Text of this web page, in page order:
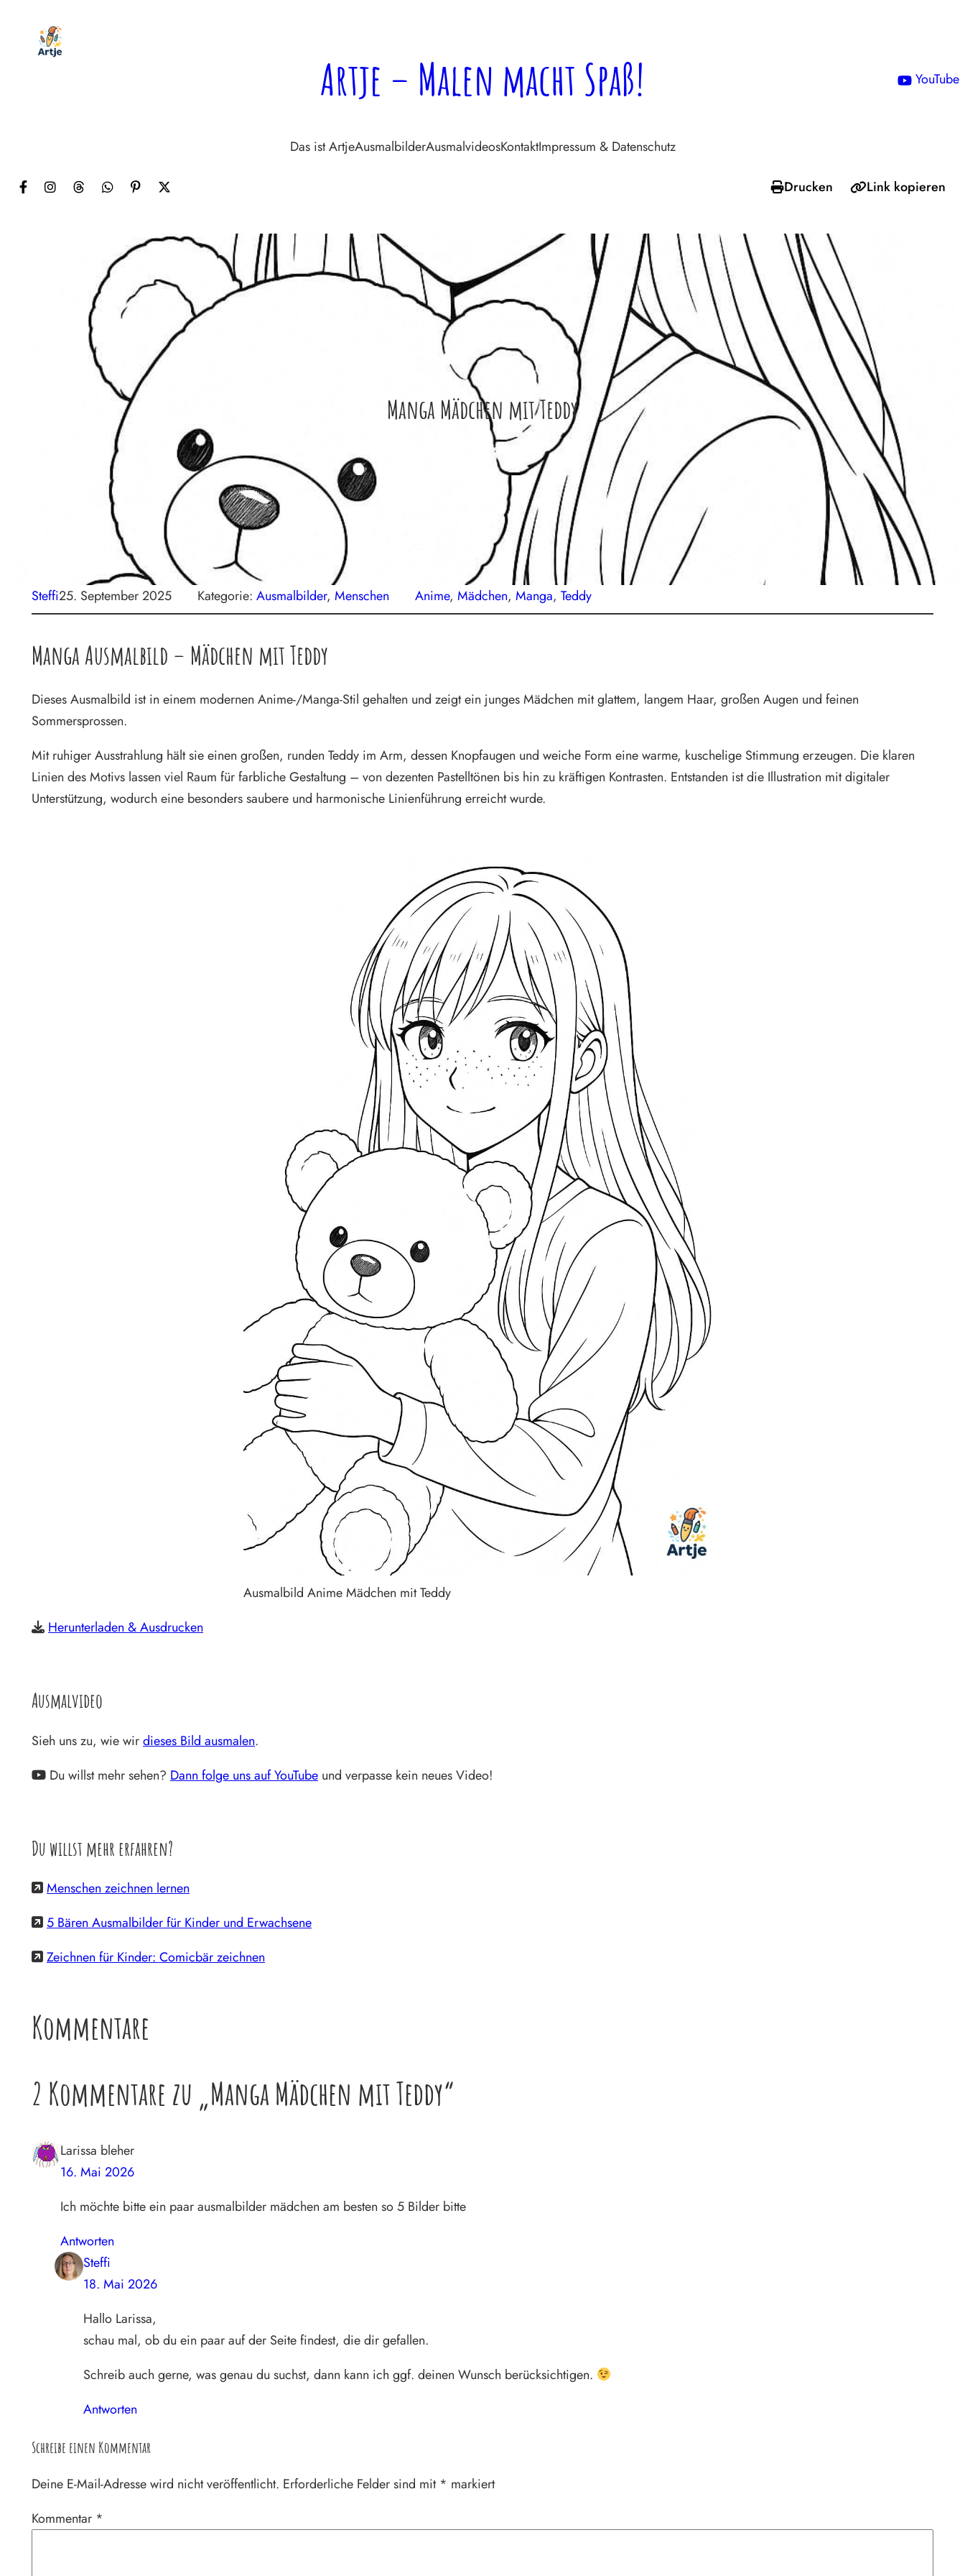
springen
Artje – Malen macht Spaß! YouTube
Das ist ArtjeAusmalbilderAusmalvideosKontaktImpressum & Datenschutz
 Drucken Link kopieren
Manga Mädchen mit Teddy
Steffi25. September 2025 Kategorie: Ausmalbilder, Menschen Anime, Mädchen, Manga, Teddy
Manga Ausmalbild – Mädchen mit Teddy
Dieses Ausmalbild ist in einem modernen Anime-/Manga-Stil gehalten und zeigt ein junges Mädchen mit glattem, langem Haar, großen Augen und feinen
Sommersprossen.
Mit ruhiger Ausstrahlung hält sie einen großen, runden Teddy im Arm, dessen Knopfaugen und weiche Form eine warme, kuschelige Stimmung erzeugen. Die klaren
Linien des Motivs lassen viel Raum für farbliche Gestaltung – von dezenten Pastelltönen bis hin zu kräftigen Kontrasten. Entstanden ist die Illustration mit digitaler
Unterstützung, wodurch eine besonders saubere und harmonische Linienführung erreicht wurde.
Ausmalbild Anime Mädchen mit Teddy
Herunterladen & Ausdrucken
Ausmalvideo
Sieh uns zu, wie wirdieses Bild ausmalen.
Du willst mehr sehen? Dann folge uns auf YouTube und verpasse kein neues Video!
Du willst mehr erfahren?
Menschen zeichnen lernen
5 Bären Ausmalbilder für Kinder und Erwachsene
Zeichnen für Kinder: Comicbär zeichnen
Kommentare
2 Kommentare zu „Manga Mädchen mit Teddy“
Larissa bleher
16. Mai 2026
Ich möchte bitte ein paar ausmalbilder mädchen am besten so 5 Bilder bitte
Antworten
Steffi
18. Mai 2026
Hallo Larissa,
schau mal, ob du ein paar auf der Seite findest, die dir gefallen.
Schreib auch gerne, was genau du suchst, dann kann ich ggf. deinen Wunsch berücksichtigen.
Antworten
Schreibe einen Kommentar
Deine E-Mail-Adresse wird nicht veröffentlicht. Erforderliche Felder sind mit * markiert
Kommentar *